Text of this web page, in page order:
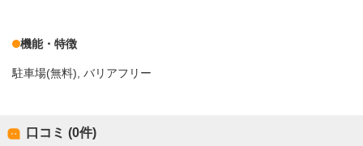
機能・特徴
駐車場(無料) バリアフリー
口コミ (0件)